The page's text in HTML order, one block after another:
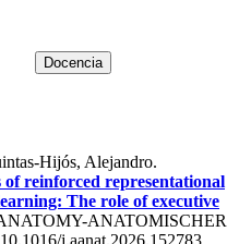
Hijós, Alejandro.
of reinforced representational
The role of executive
ANATOMISCHER
10.1016/j.aanat.2026.152783